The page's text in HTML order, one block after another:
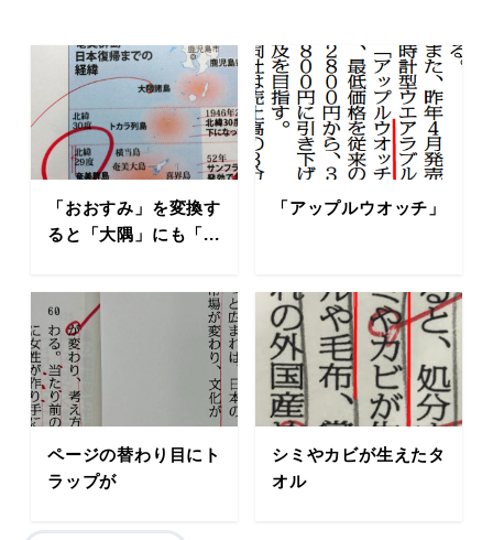
「おおすみ」を変換す
ると「大隅」にも「...
「アップルウオッチ」
ページの替わり目にト
ラップが
シミやカビが生えたタ
オル